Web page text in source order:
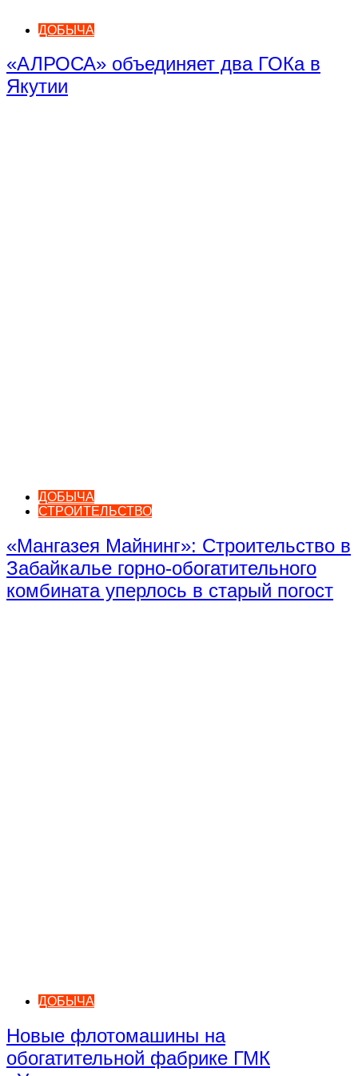
ДОБЫЧА
«АЛРОСА» объединяет два ГОКа в
Якутии
ДОБЫЧА
СТРОИТЕЛЬСТВО
«Мангазея Майнинг»: Строительство в
Забайкалье горно-обогатительного
комбината уперлось в старый погост
ДОБЫЧА
Новые флотомашины на
обогатительной фабрике ГМК